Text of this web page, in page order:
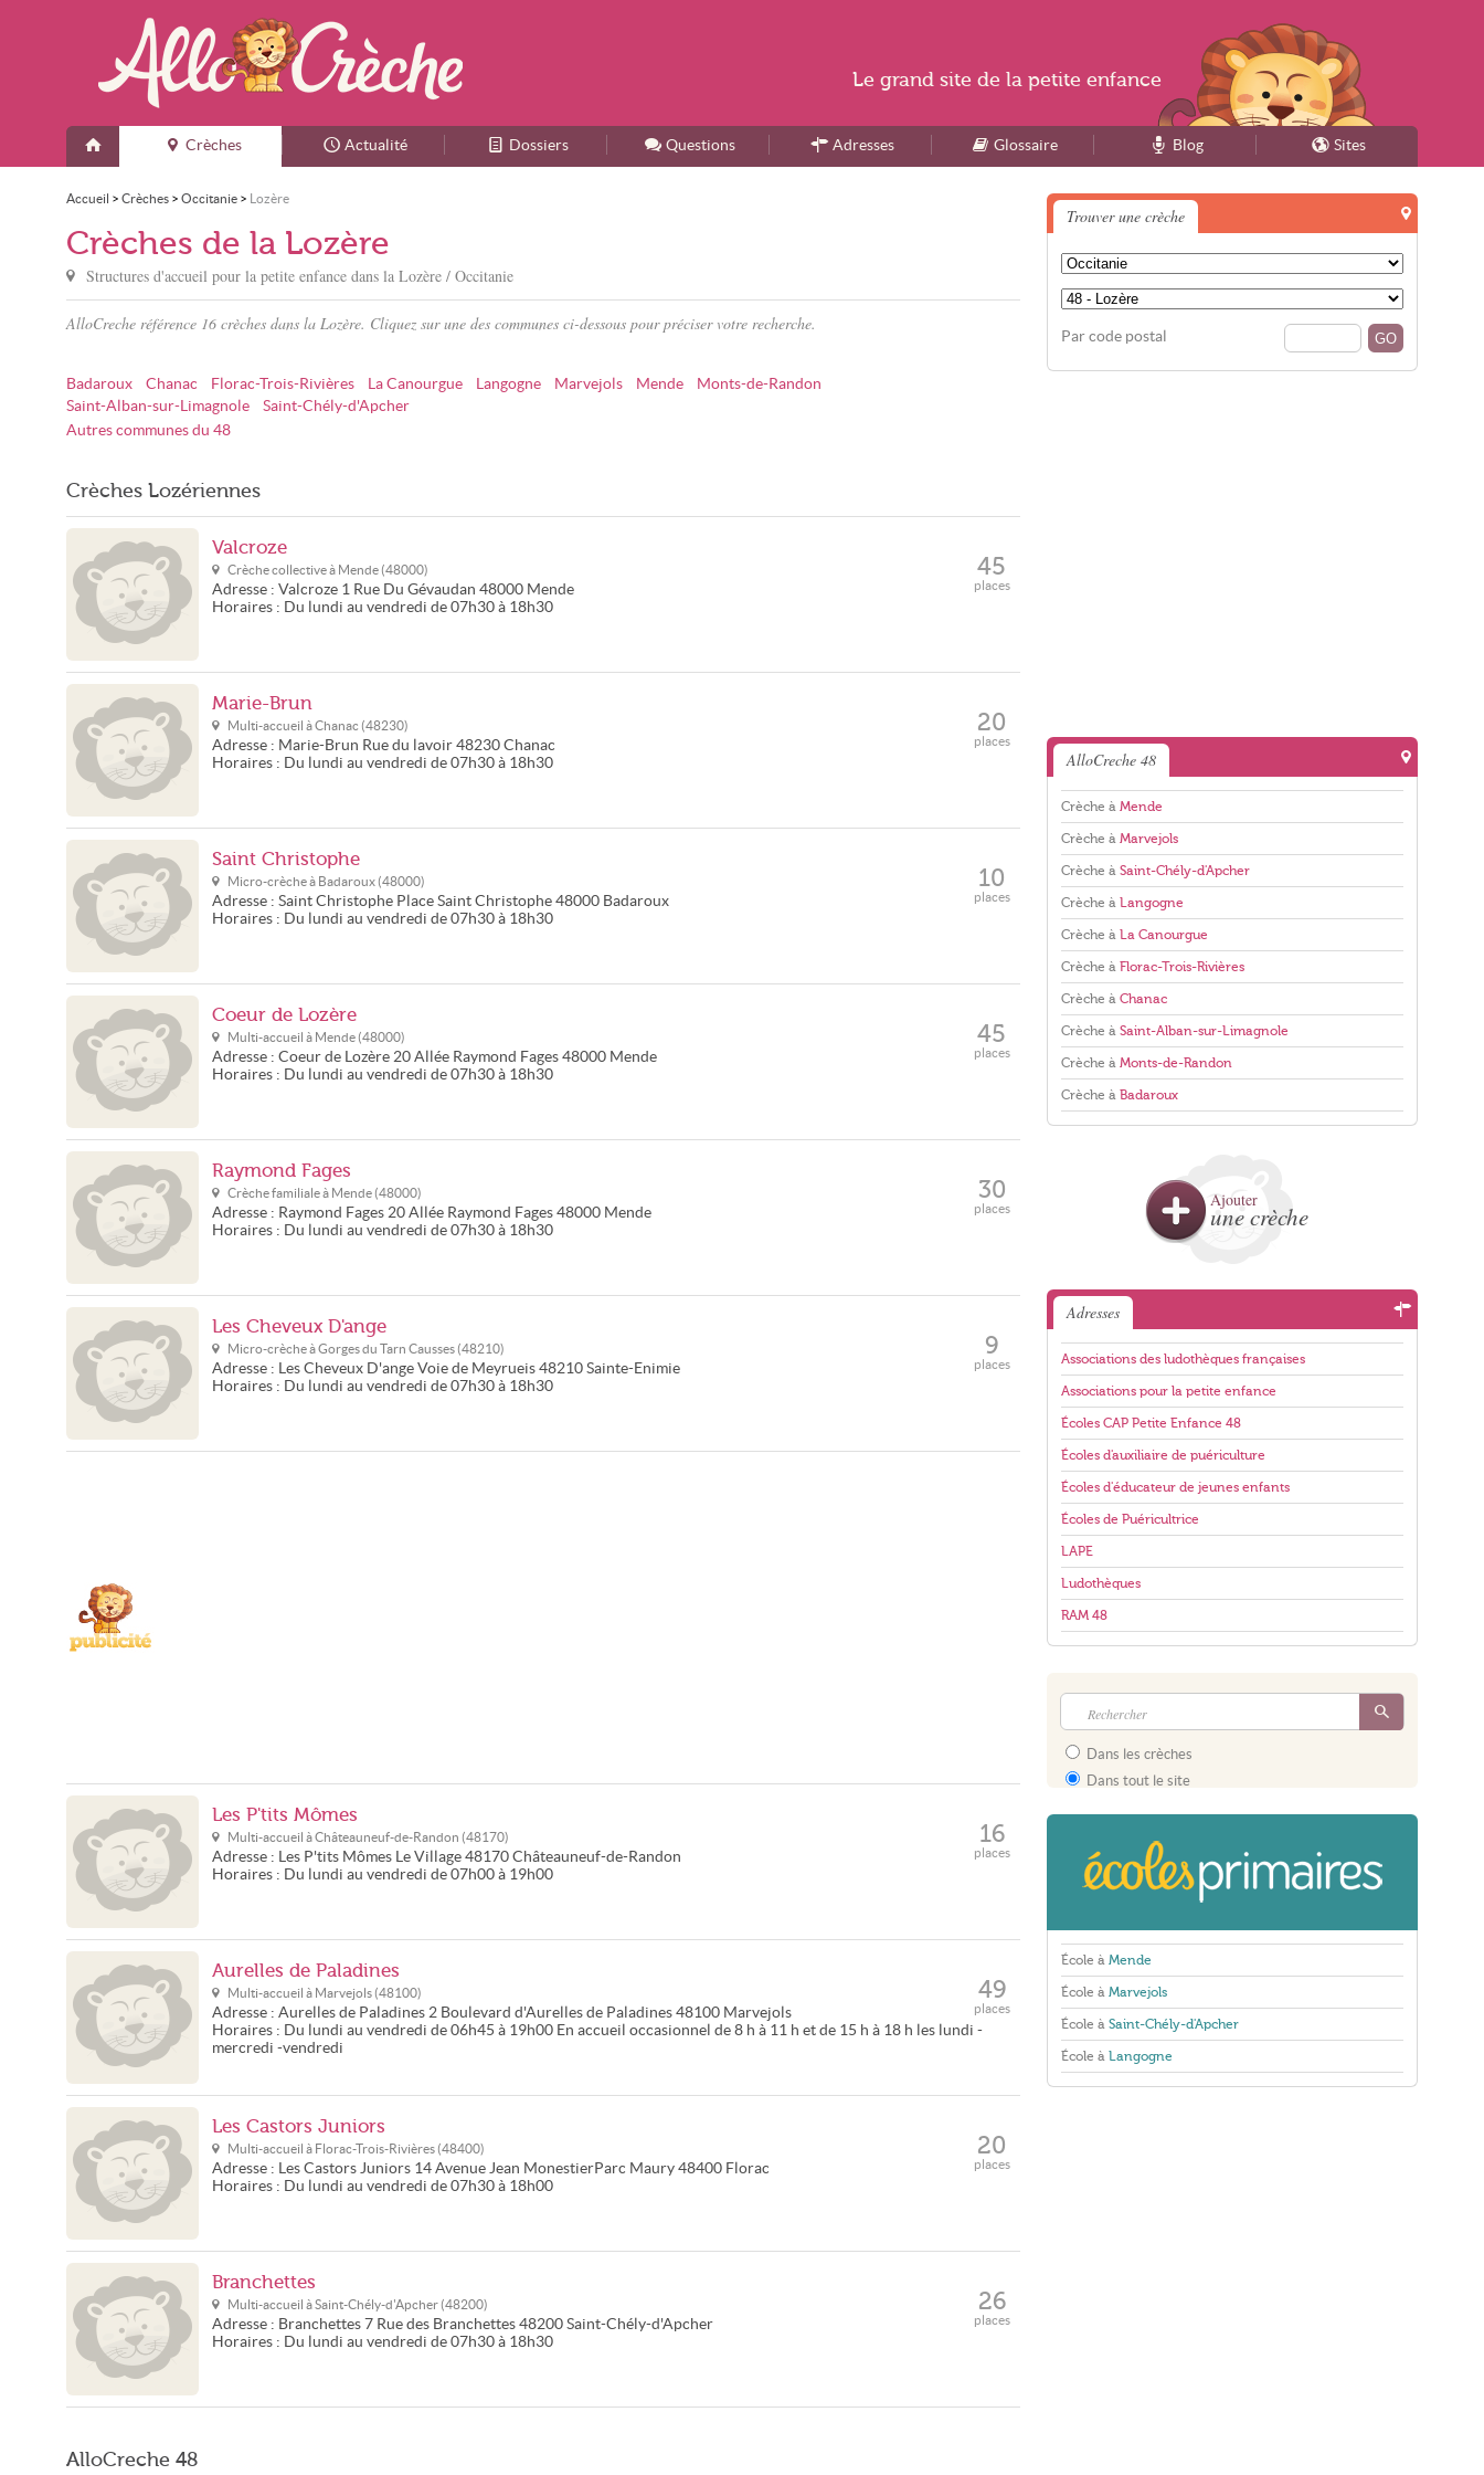
Accueil
Crèches Actualité Dossiers Questions Adresses Glossaire Blog Sites
Accueil > Crèches > Occitanie > Lozère
Crèches de la Lozère
Structures d'accueil pour la petite enfance dans la Lozère / Occitanie
AlloCreche référence 16 crèches dans la Lozère. Cliquez sur une des communes ci-dessous pour préciser votre recherche.
Badaroux Chanac Florac-Trois-Rivières La Canourgue Langogne Marvejols Mende
Monts-de-Randon
Saint-Alban-sur-Limagnole
Saint-Chély-d'Apcher
Autres communes du 48
Crèches Lozériennes
Valcroze
Crèche collective à Mende (48000)
Adresse : Valcroze 1 Rue Du Gévaudan 48000 Mende
Horaires : Du lundi au vendredi de 07h30 à 18h30
45
places
Marie-Brun
Multi-accueil àChanac (48230)
Adresse : Marie-Brun Rue du lavoir 48230 Chanac
Horaires : Du lundi au vendredi de 07h30 à 18h30
20
places
Saint Christophe
Micro-crèche à Badaroux (48000)
Adresse : Saint Christophe Place Saint Christophe 48000 Badaroux
Horaires : Du lundi au vendredi de 07h30 à 18h30
10
places
Coeur de Lozère
Multi-accueil à Mende (48000)
Adresse : Coeur de Lozère 20 Allée Raymond Fages 48000 Mende
Horaires : Du lundi au vendredi de 07h30 à 18h30
45
places
Raymond Fages
Crèche familiale à Mende (48000)
Adresse : Raymond Fages 20 Allée Raymond Fages 48000 Mende
Horaires : Du lundi au vendredi de 07h30 à 18h30
30
places
Les Cheveux D'ange
Micro-crèche àGorges du Tarn Causses (48210)
Adresse : Les Cheveux D'ange Voie de Meyrueis 48210 Sainte-Enimie
Horaires : Du lundi au vendredi de 07h30 à 18h30
9
places
Les P'tits Mômes
Multi-accueil àChâteauneuf-de-Randon (48170)
Adresse : Les P'tits Mômes Le Village 48170 Châteauneuf-de-Randon
Horaires : Du lundi au vendredi de 07h00 à 19h00
16
places
Aurelles de Paladines
Multi-accueil à Marvejols (48100)
Adresse : Aurelles de Paladines 2 Boulevard d'Aurelles de Paladines 48100 Marvejols
Horaires : Du lundi au vendredi de 06h45 à 19h00 En accueil occasionnel de 8 h à 11 h et de 15 h à 18 h les lundi -
mercredi -vendredi
49
places
Les Castors Juniors
Multi-accueil à Florac-Trois-Rivières (48400)
Adresse : Les Castors Juniors 14 Avenue Jean MonestierParc Maury 48400 Florac
Horaires : Du lundi au vendredi de 07h30 à 18h00
20
places
Branchettes
Multi-accueil àSaint-Chély-d'Apcher (48200)
Adresse : Branchettes 7 Rue des Branchettes 48200 Saint-Chély-d'Apcher
Horaires : Du lundi au vendredi de 07h30 à 18h30
26
places
AlloCreche 48
Trouver une crèche
Par code postal
AlloCreche 48
Crèche à Mende
Crèche à Marvejols
Crèche à Saint-Chély-d'Apcher
Crèche à Langogne
Crèche à La Canourgue
Crèche à Florac-Trois-Rivières
Crèche à Chanac
Crèche à Saint-Alban-sur-Limagnole
Crèche à Monts-de-Randon
Crèche à Badaroux
Ajouter
une crèche
Adresses
Associations des ludothèques françaises
Associations pour la petite enfance
Écoles CAP Petite Enfance 48
Écoles d'auxiliaire de puériculture
Écoles d'éducateur de jeunes enfants
Écoles de Puéricultrice
LAPE
Ludothèques
RAM 48
Dans les crèches
Dans tout le site
École à Mende
École à Marvejols
École à Saint-Chély-d'Apcher
École à Langogne
Le grand site de la petite enfance